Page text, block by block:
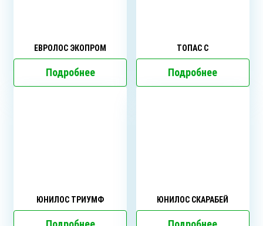
ЕВРОЛОС ЭКОПРОМ
Подробнее
ТОПАС C
Подробнее
ЮНИЛОС ТРИУМФ ЮНИЛОС СКАРАБЕЙ